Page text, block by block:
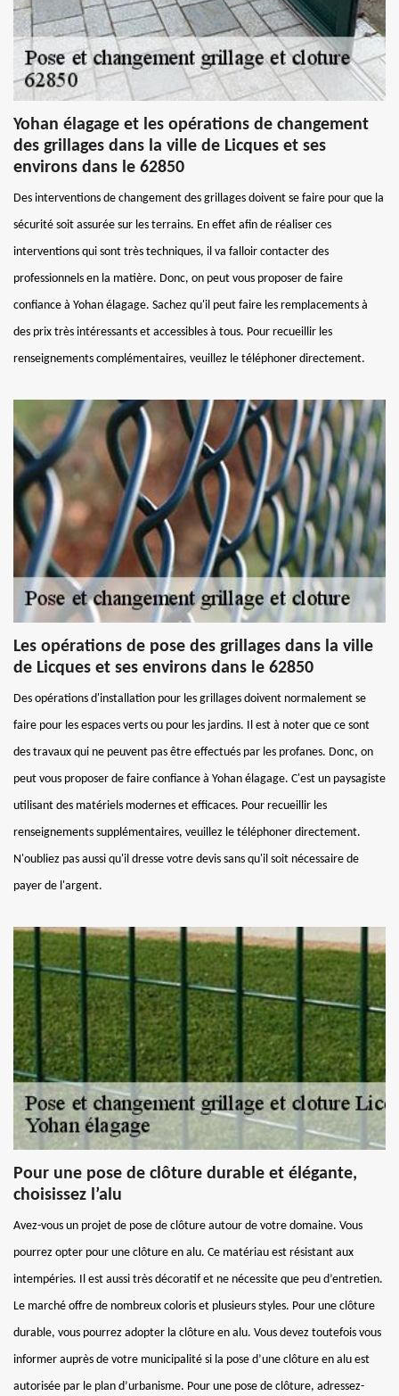
Yohan élagage et les opérations de changement
des grillages dans la ville de Licques et ses
environs dans le 62850
Des interventions de changement des grillages doivent se faire pour que la
sécurité soit assurée sur les terrains. En effet afin de réaliser ces
interventions qui sont très techniques, il va falloir contacter des
professionnels en la matière. Donc, on peut vous proposer de faire
confiance à Yohan élagage. Sachez qu'il peut faire les remplacements à
des prix très intéressants et accessibles à tous. Pour recueillir les
renseignements complémentaires, veuillez le téléphoner directement.
Les opérations de pose des grillages dans la ville
de Licques et ses environs dans le 62850
Des opérations d'installation pour les grillages doivent normalement se
faire pour les espaces verts ou pour les jardins. Il est à noter que ce sont
des travaux qui ne peuvent pas être effectués par les profanes. Donc, on
peut vous proposer de faire confiance à Yohan élagage. C'est un paysagiste
utilisant des matériels modernes et efficaces. Pour recueillir les
renseignements supplémentaires, veuillez le téléphoner directement.
N'oubliez pas aussi qu'il dresse votre devis sans qu'il soit nécessaire de
payer de l'argent.
Pour une pose de clôture durable et élégante,
choisissez l’alu
Avez-vous un projet de pose de clôture autour de votre domaine. Vous
pourrez opter pour une clôture en alu. Ce matériau est résistant aux
intempéries. Il est aussi très décoratif et ne nécessite que peu d’entretien.
Le marché offre de nombreux coloris et plusieurs styles. Pour une clôture
durable, vous pourrez adopter la clôture en alu. Vous devez toutefois vous
informer auprès de votre municipalité si la pose d’une clôture en alu est
autorisée par le plan d’urbanisme. Pour une pose de clôture, adressez-